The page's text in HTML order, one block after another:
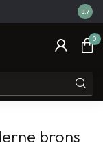
14
8.7
0
brons